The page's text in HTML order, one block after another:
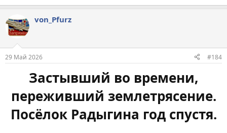
von_Pfurz
29 Май 2026 #184
Застывший во времени,
переживший землетрясение.
Посёлок Радыгина год спустя.